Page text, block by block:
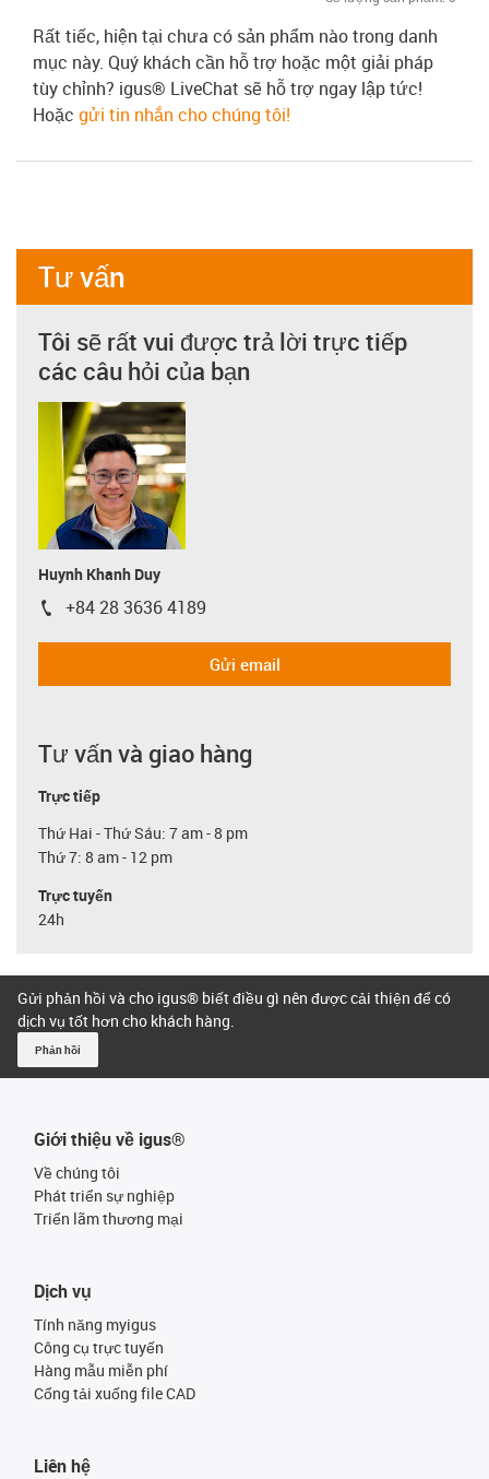
Rất tiếc, hiện tại chưa có sản phẩm nào trong danh
mục này. Quý khách cần hỗ trợ hoặc một giải pháp
tùy chỉnh? igus® LiveChat sẽ hỗ trợ ngay lập tức!
Hoặc gửi tin nhắn cho chúng tôi!
Tư vấn
Tôi sẽ rất vui được trả lời trực tiếp
các câu hỏi của bạn
Huynh Khanh Duy
igus-icon-phone
+84 28 3636 4189
Gửi email
Tư vấn và giao hàng
Trực tiếp
Thứ Hai - Thứ Sáu: 7 am - 8 pm
Thứ 7: 8 am - 12 pm
Trực tuyến
24h
Gửi phản hồi và cho igus® biết điều gì nên được cải thiện để có
dịch vụ tốt hơn cho khách hàng.
Phản hồi
Giới thiệu về igus®
Về chúng tôi
Phát triển sự nghiệp
Triển lãm thương mại
Dịch vụ
Tính năng myigus
Công cụ trực tuyến
Hàng mẫu miễn phí
Cổng tải xuống file CAD
Liên hệ